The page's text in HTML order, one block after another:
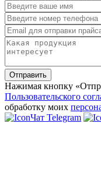
Отправить
Нажимая кнопку
Пользовательского
обработку моих
Чат Telegram